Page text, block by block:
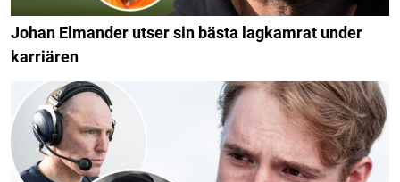
Johan Elmander utser sin bästa lagkamrat under
karriären